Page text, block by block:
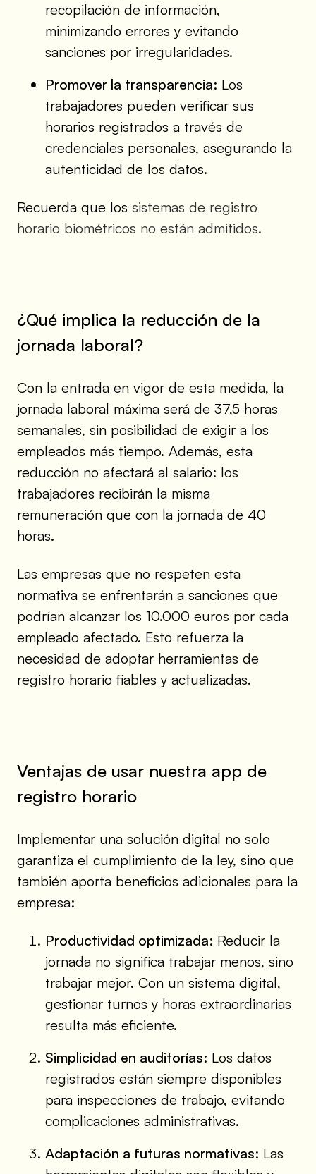
recopilación de información,
minimizando errores y evitando
sanciones por irregularidades.
Promover la transparencia: Los
trabajadores pueden verificar sus
horarios registrados a través de
credenciales personales, asegurando la
autenticidad de los datos.
Recuerda que los sistemas de registro
horario biométricos no están admitidos.
¿Qué implica la reducción de la
jornada laboral?
Con la entrada en vigor de esta medida, la
jornada laboral máxima será de 37,5 horas
semanales, sin posibilidad de exigir a los
empleados más tiempo. Además, esta
reducción no afectará al salario: los
trabajadores recibirán la misma
remuneración que con la jornada de 40
horas.
Las empresas que no respeten esta
normativa se enfrentarán a sanciones que
podrían alcanzar los 10.000 euros por cada
empleado afectado. Esto refuerza la
necesidad de adoptar herramientas de
registro horario fiables y actualizadas.
Ventajas de usar nuestra app de
registro horario
Implementar una solución digital no solo
garantiza el cumplimiento de la ley, sino que
también aporta beneficios adicionales para la
empresa:
Productividad optimizada: Reducir la
jornada no significa trabajar menos, sino
trabajar mejor. Con un sistema digital,
gestionar turnos y horas extraordinarias
resulta más eficiente.
Simplicidad en auditorías: Los datos
registrados están siempre disponibles
para inspecciones de trabajo, evitando
complicaciones administrativas.
Adaptación a futuras normativas: Las